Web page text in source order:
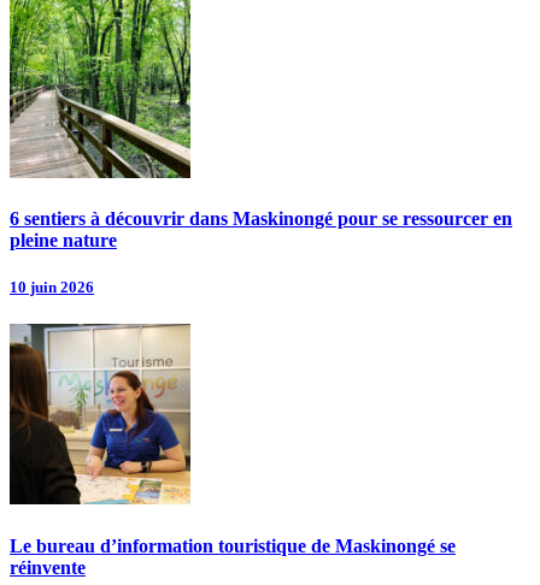
6 sentiers à découvrir dans Maskinongé pour se ressourcer en
pleine nature
10 juin 2026
Le bureau d’information touristique de Maskinongé se
réinvente